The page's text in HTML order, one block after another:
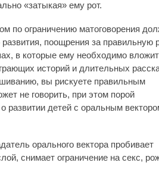
«затыкая» ему рот.
по ограничению матоговорения
поощрения за правильную
в которые ему необходимо
историй и длительных
вы рискуете правильным
не говорить, при этом порой
развитии детей с оральным
орального вектора пробивает
снимает ограничение на секс,